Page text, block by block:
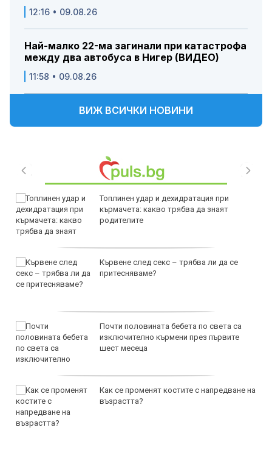
12:16 • 09.08.26
Най-малко 22-ма загинали при катастрофа
между два автобуса в Нигер (ВИДЕО)
11:58 • 09.08.26
ВИЖ ВСИЧКИ НОВИНИ
Топлинен удар и дехидратация при
кърмачета: какво трябва да знаят
родителите
Кървене след секс – трябва ли да се
притесняваме?
Почти половината бебета по света са
изключително кърмени през първите
шест месеца
Как се променят костите с напредване на
възрастта?